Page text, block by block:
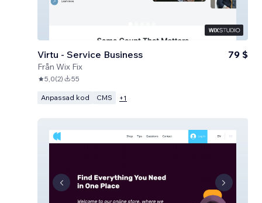
Virtu - Service Business
Från Wix Fix
79 $
5,0(2) 55
Anpassad kod CMS +1